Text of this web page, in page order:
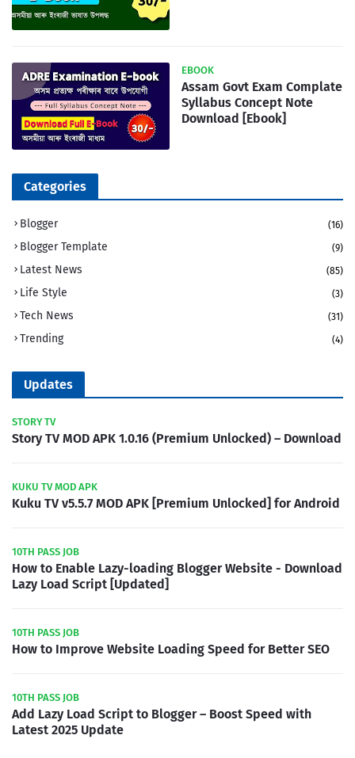
EBOOK
Assam Govt Exam Complate
Syllabus Concept Note
Download [Ebook]
Categories
Blogger (16)
Blogger Template (9)
Latest News (85)
Life Style (3)
Tech News (31)
Trending (4)
Updates
STORY TV
Story TV MOD APK 1.0.16 (Premium Unlocked) – Download
KUKU TV MOD APK
Kuku TV v5.5.7 MOD APK [Premium Unlocked] for Android
10TH PASS JOB
How to Enable Lazy-loading Blogger Website - Download
Lazy Load Script [Updated]
10TH PASS JOB
How to Improve Website Loading Speed for Better SEO
10TH PASS JOB
Add Lazy Load Script to Blogger – Boost Speed with
Latest 2025 Update